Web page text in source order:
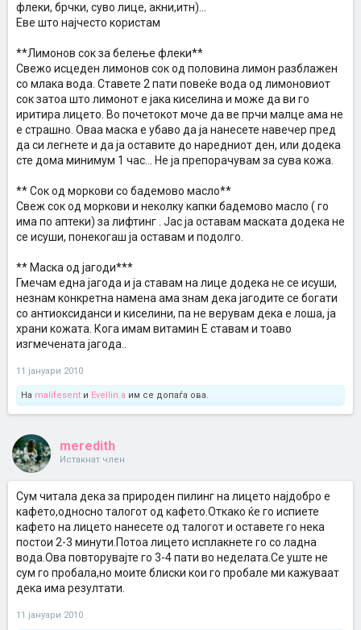
флеки, брчки, суво лице, акни,итн)...
Еве што најчесто користам
**Лимонов сок за белење флеки**
Свежо исцеден лимонов сок од половина лимон разблажен
со млака вода. Ставете 2 пати повеќе вода од лимоновиот
сок затоа што лимонот е јака киселина и може да ви го
иритира лицето. Во почетокот моче да ве прчи малце ама не
е страшно. Оваа маска е убаво да ја нанесете навечер пред
да си легнете и да ја оставите до наредниот ден, или додека
сте дома минимум 1 час... Не ја препорачувам за сува кожа.
** Сок од моркови со бадемово масло**
Свеж сок од моркови и неколку капки бадемово масло ( го
има по аптеки) за лифтинг . Јас ја оставам маската додека не
се исуши, понекогаш ја оставам и подолго.
** Маска од јагоди***
Гмечам една јагода и ја ставам на лице додека не се исуши,
незнам конкретна намена ама знам дека јагодите се богати
со антиоксиданси и киселини, па не верувам дека е лоша, ја
храни кожата. Кога имам витамин Е ставам и тоаво
изгмечената јагода..
11 јануари 2010
На malifesent и Evellin.a им се допаѓа ова.
meredith
Истакнат член
Сум читала дека за природен пилинг на лицето најдобро е
кафето,односно талогот од кафето.Откако ќе го испиете
кафето на лицето нанесете од талогот и оставете го нека
постои 2-3 минути.Потоа лицето исплакнете го со ладна
вода.Ова повторувајте го 3-4 пати во неделата.Се уште не
сум го пробала,но моите блиски кои го пробале ми кажуваат
дека има резултати.
11 јануари 2010